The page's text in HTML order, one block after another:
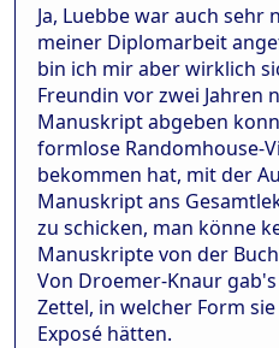
Ja, Luebbe war auch sehr
meiner Diplomarbeit
bin ich mir aber wirklich
Freundin vor zwei Jahren
Manuskript abgeben
formlose Randomhouse-
bekommen hat, mit der
Manuskript ans
zu schicken, man könne
Manuskripte von der
Von Droemer-Knaur
Zettel, in welcher Form
Exposé hätten.